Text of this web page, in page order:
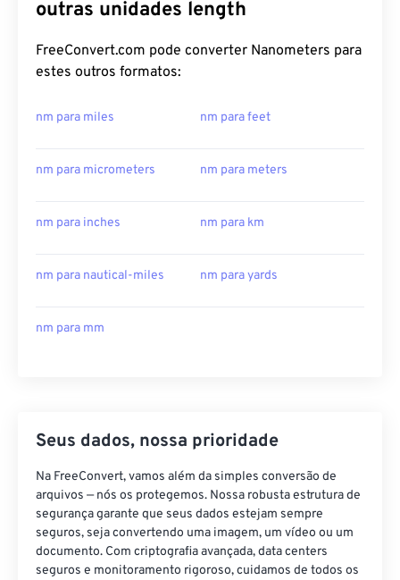
outras unidades length
FreeConvert.com pode converter Nanometers para
estes outros formatos:
nm para miles nm para feet
nm para micrometers nm para meters
nm para inches nm para km
nm para nautical-miles nm para yards
nm para mm
Seus dados, nossa prioridade
Na FreeConvert, vamos além da simples conversão de
arquivos — nós os protegemos. Nossa robusta estrutura de
segurança garante que seus dados estejam sempre
seguros, seja convertendo uma imagem, um vídeo ou um
documento. Com criptografia avançada, data centers
seguros e monitoramento rigoroso, cuidamos de todos os